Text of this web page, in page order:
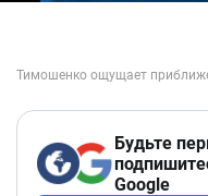
Будьте
Google